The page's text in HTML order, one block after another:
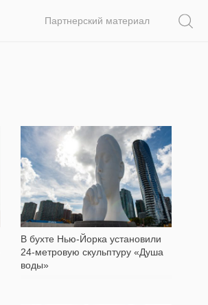
Партнерский материал
В бухте Нью-Йорка установили
24-метровую скульптуру «Душа
воды»